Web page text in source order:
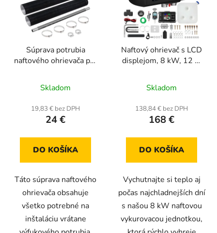
Súprava potrubia
naftového ohrievača pre
Skladom
19,83 € bez DPH
24 €
DO KOŠÍKA
Táto súprava naftového
ohrievača obsahuje
všetko potrebné na
inštaláciu vrátane
Naftový ohrievač s LCD
displejom, 8 kW, 12 V,
automobily, karavany,
nákladné vozidlá a
autobusy
Skladom
138,84 € bez DPH
168 €
DO KOŠÍKA
Vychutnajte si teplo aj
počas najchladnejších dní
s našou 8 kW naftovou
vykurovacou jednotkou,